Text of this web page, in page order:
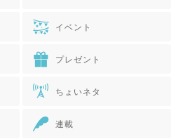
イベント
プレゼント
ちょいネタ
連載